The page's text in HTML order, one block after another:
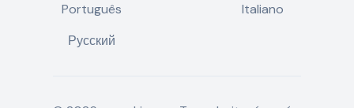
Português
Italiano
Русский